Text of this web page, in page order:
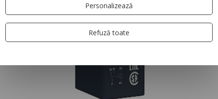
Personalizează
Refuză toate